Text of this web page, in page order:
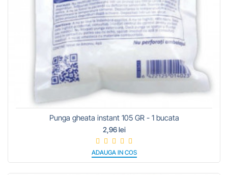
Punga gheata instant 105 GR - 1 bucata
2,96 lei
ADAUGA IN COS